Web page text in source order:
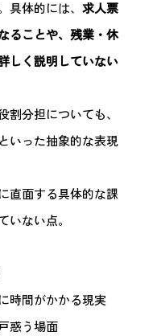
体的には、 求人票
ることや、残業・休
しく説明していない
割分担についても、
いった抽象的な表現
直面する具体的な課
ない点。
時間がかかる現実
惑う場面